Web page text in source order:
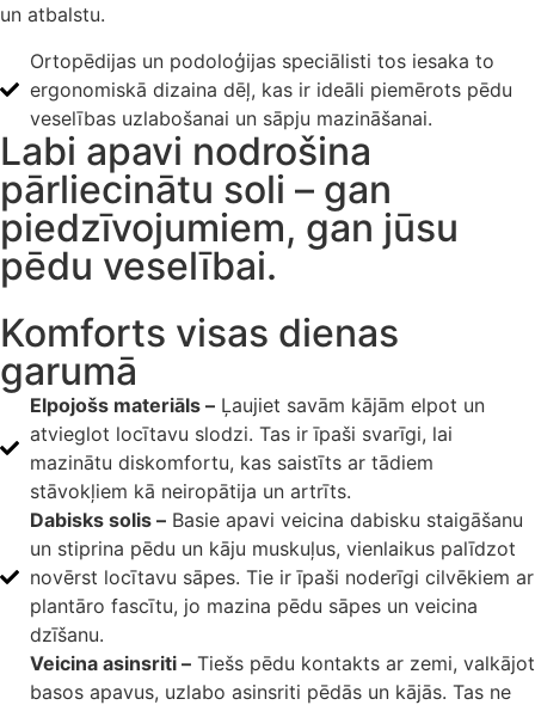
un atbalstu.
Ortopēdijas un podoloģijas speciālisti tos iesaka to
ergonomiskā dizaina dēļ, kas ir ideāli piemērots pēdu
veselības uzlabošanai un sāpju mazināšanai.
Labi apavi nodrošina
pārliecinātu soli – gan
piedzīvojumiem, gan jūsu
pēdu veselībai.
Komforts visas dienas
garumā
Elpojošs materiāls – Ļaujiet savām kājām elpot un
atvieglot locītavu slodzi. Tas ir īpaši svarīgi, lai
mazinātu diskomfortu, kas saistīts ar tādiem
stāvokļiem kā neiropātija un artrīts.
Dabisks solis – Basie apavi veicina dabisku staigāšanu
un stiprina pēdu un kāju muskuļus, vienlaikus palīdzot
novērst locītavu sāpes. Tie ir īpaši noderīgi cilvēkiem ar
plantāro fascītu, jo mazina pēdu sāpes un veicina
dzīšanu.
Veicina asinsriti – Tiešs pēdu kontakts ar zemi, valkājot
basos apavus, uzlabo asinsriti pēdās un kājās. Tas ne